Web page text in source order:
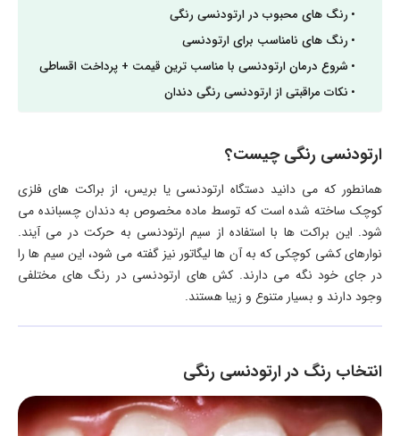
رنگ های محبوب در ارتودنسی رنگی
رنگ های نامناسب برای ارتودنسی
شروع درمان ارتودنسی با مناسب ترین قیمت + پرداخت اقساطی
نکات مراقبتی از ارتودنسی رنگی دندان
ارتودنسی رنگی چیست؟
همانطور که می دانید دستگاه ارتودنسی یا بریس، از براکت های فلزی
کوچک ساخته شده است که توسط ماده مخصوص به دندان چسبانده می
شود. این براکت ها با استفاده از سیم ارتودنسی به حرکت در می آیند.
نوارهای کشی کوچکی که به آن ها لیگاتور نیز گفته می شود، این سیم ها را
در جای خود نگه می دارند. کش های ارتودنسی در رنگ های مختلفی
وجود دارند و بسیار متنوع و زیبا هستند.
انتخاب رنگ در ارتودنسی رنگی